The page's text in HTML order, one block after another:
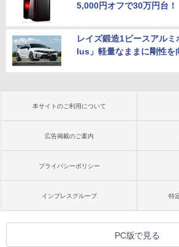
5,000円オフで30万円台！
レイズ鍛造1ピースアル
lus」軽量なままに剛性を
本サイトのご利用について
広告掲載のご案内
プライバシーポリシー
インプレスグループ 特
PC版で見る